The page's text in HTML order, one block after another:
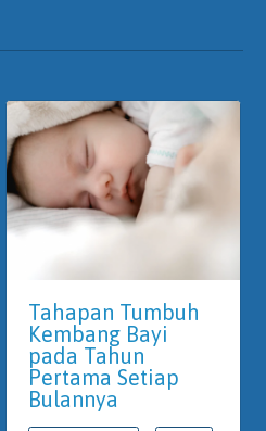
Tahapan Tumbuh
Kembang Bayi
pada Tahun
Pertama Setiap
Bulannya